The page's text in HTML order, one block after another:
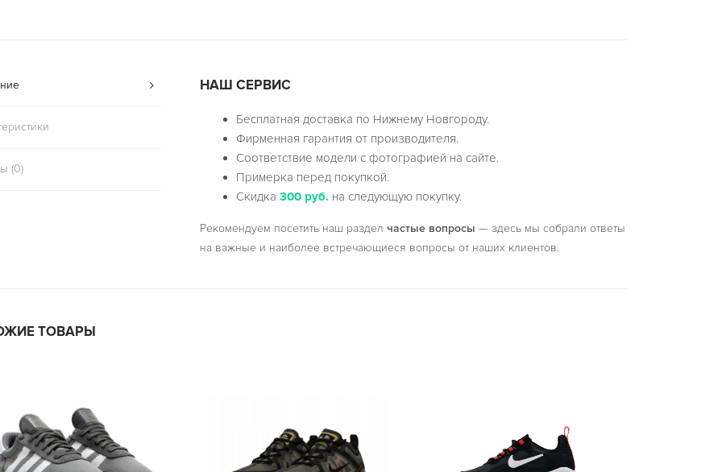
(0)
НАШ СЕРВИС
Бесплатная доставка по Нижнему Новгороду.
Фирменная гарантия от производителя.
Соответствие модели с фотографией на сайте.
Примерка перед покупкой.
Скидка300 руб. на следующую покупку.
Рекомендуем посетить наш разделчастые вопросы — здесь мы собрали ответы
на важные и наиболее встречающиеся вопросы от наших клиентов.
ТОВАРЫ